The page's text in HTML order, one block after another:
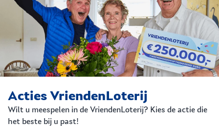
Acties VriendenLoterij
Wilt u meespelen in de VriendenLoterij? Kies de actie die
het beste bij u past!